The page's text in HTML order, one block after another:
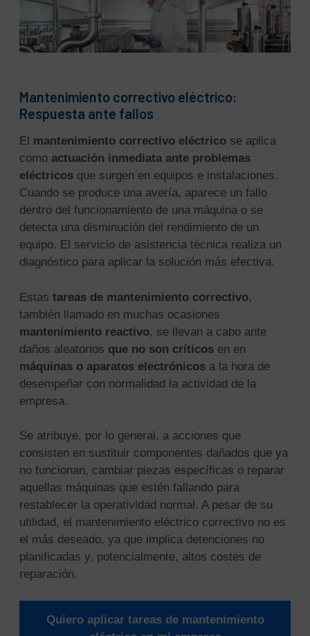
Mantenimiento correctivo eléctrico:
Respuesta ante fallos
El mantenimiento correctivo eléctrico se aplica
como actuación inmediata ante problemas
eléctricosque surgen en equipos e instalaciones.
Cuando se produce una avería, aparece un fallo
dentro del funcionamiento de una máquina o se
detecta una disminución del rendimiento de un
equipo. El servicio de asistencia técnica realiza un
diagnóstico para aplicar la solución más efectiva.
Estas tareas de mantenimiento correctivo,
también llamado en muchas ocasiones
mantenimiento reactivo, se llevan a cabo ante
daños aleatorios que no son críticosen en
máquinas o aparatos electrónicosa la hora de
desempeñar con normalidad la actividad de la
empresa.
Se atribuye, por lo general, a acciones que
consisten en sustituir componentes dañados que ya
no funcionan, cambiar piezas específicas o reparar
aquellas máquinas que estén fallando para
restablecer la operatividad normal. A pesar de su
utilidad, el mantenimiento eléctrico correctivo no es
el más deseado, ya que implica detenciones no
planificadas y, potencialmente, altos costes de
reparación.
Quiero aplicar tareas de mantenimiento